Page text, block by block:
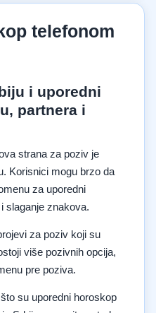
telefonom
i uporedni
partnera i
strana za poziv je
Korisnici mogu brzo da
za uporedni
slaganje znakova.
za poziv koji su
više pozivnih opcija,
pre poziva.
su uporedni horoskop